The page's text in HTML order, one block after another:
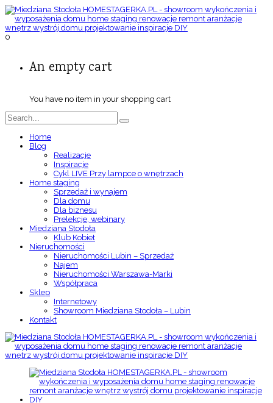
0
An empty cart
You have no item in your shopping cart
Home
Blog
Realizacje
Inspiracje
Cykl LIVE Przy lampce o wnętrzach
Home staging
Sprzedaż i wynajem
Dla domu
Dla biznesu
Prelekcje, webinary
Miedziana Stodoła
Klub Kobiet
Nieruchomości
Nieruchomości Lubin – Sprzedaż
Najem
Nieruchomości Warszawa-Marki
Współpraca
Sklep
Internetowy
Showroom Miedziana Stodoła – Lubin
Kontakt